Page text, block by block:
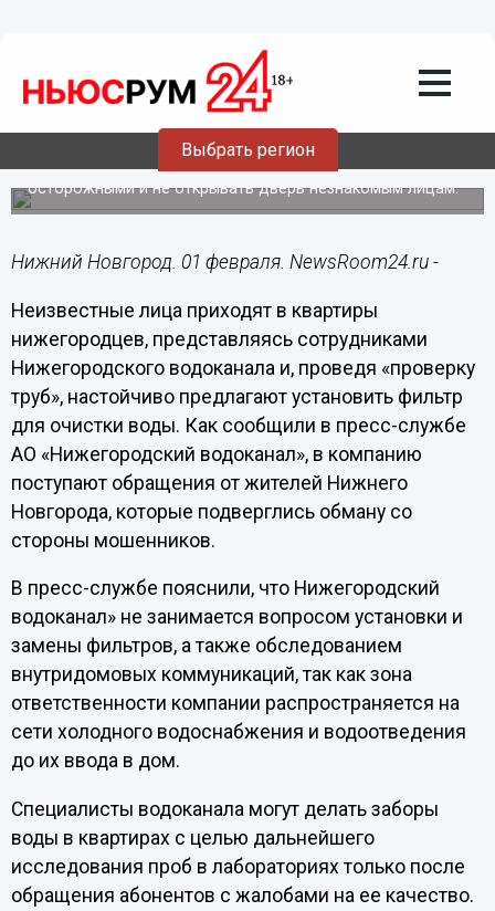
Выбрать регион
Мошенники продают нижегородцам
фильтры под видом сотрудников
водоканала
Нижегородский водоканал просит горожан быть
осторожными и не открывать дверь незнакомым лицам.
Нижний Новгород. 01 февраля. NewsRoom24.ru -
Неизвестные лица приходят в квартиры
нижегородцев, представляясь сотрудниками
Нижегородского водоканала и, проведя «проверку
труб», настойчиво предлагают установить фильтр
для очистки воды. Как сообщили в пресс-службе
АО «Нижегородский водоканал», в компанию
поступают обращения от жителей Нижнего
Новгорода, которые подверглись обману со
стороны мошенников.
В пресс-службе пояснили, что Нижегородский
водоканал» не занимается вопросом установки и
замены фильтров, а также обследованием
внутридомовых коммуникаций, так как зона
ответственности компании распространяется на
сети холодного водоснабжения и водоотведения
до их ввода в дом.
Специалисты водоканала могут делать заборы
воды в квартирах с целью дальнейшего
исследования проб в лабораториях только после
обращения абонентов с жалобами на ее качество.